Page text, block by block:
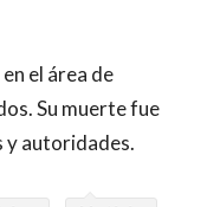
en el área de
Su muerte fue
y autoridades.